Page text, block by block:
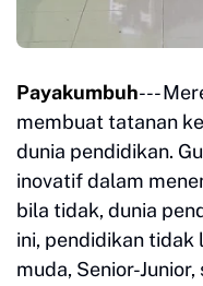
Payakumbuh---
membuat tatanan
dunia pendidikan.
inovatif dalam
bila tidak, dunia
ini, pendidikan
muda, Senior-